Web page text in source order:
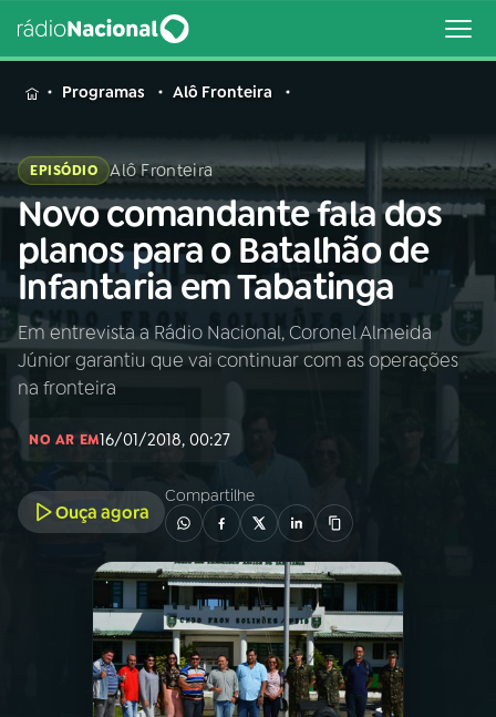
MENU
Buscar
na
Rádio
Nacional
Buscar
AO VIVO
PROGRAMAS
PODCASTS
Programas Alô Fronteira
EPISÓDIO Alô Fronteira
Novo comandante fala dos
planos para o Batalhão de
Infantaria em Tabatinga
Em entrevista a Rádio Nacional, Coronel Almeida
Júnior garantiu que vai continuar com as operações
na fronteira
NO AR EM16/01/2018, 00:27
Ouça agora
Compartilhe